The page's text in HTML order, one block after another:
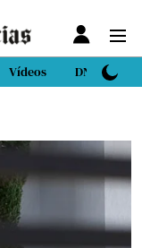
Vídeos DN Sport